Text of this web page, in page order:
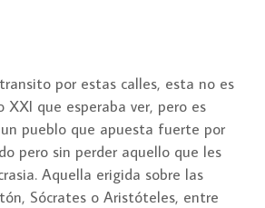
por estas calles, esta no es
XXI que esperaba ver, pero es
pueblo que apuesta fuerte por
pero sin perder aquello que les
Aquella erigida sobre las
Sócrates o Aristóteles, entre